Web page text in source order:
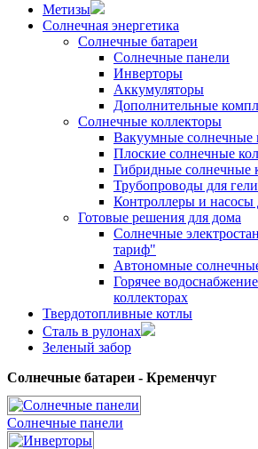
Метизы
Солнечная энергетика
Солнечные батареи
Солнечные панели
Инверторы
Аккумуляторы
Дополнительные
Солнечные коллекторы
Вакуумные солнечные
Плоские солнечные
Гибридные солнечные
Трубопроводы для
Контроллеры и насосы
Готовые решения для дома
Солнечные
тариф"
Автономные
Горячее
коллекторах
Твердотопливные котлы
Сталь в рулонах
Зеленый забор
Солнечные батареи - Кременчуг
Солнечные панели